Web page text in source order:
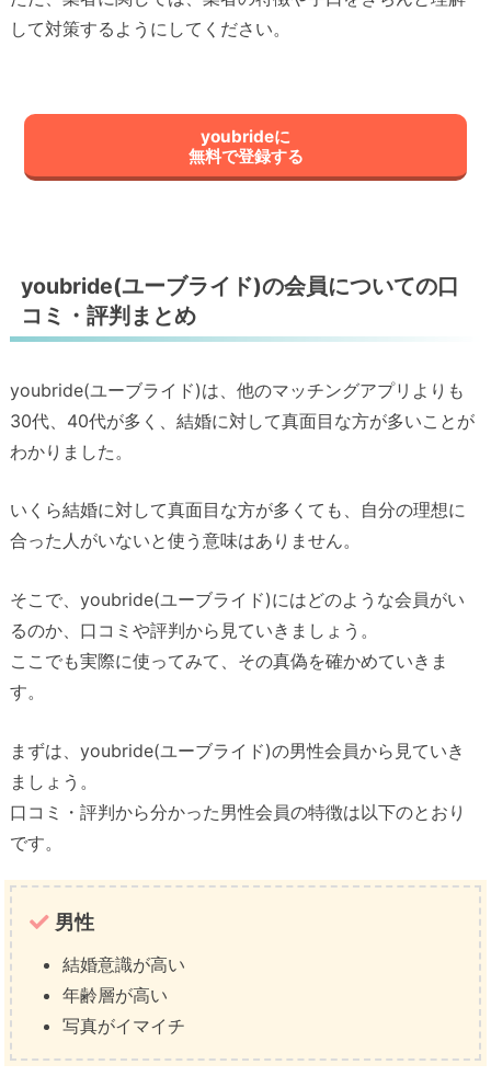
して対策するようにしてください。
youbrideに
無料で登録する
youbride(ユーブライド)の会員についての口
コミ・評判まとめ
youbride(ユーブライド)は、他のマッチングアプリよりも
30代、40代が多く、結婚に対して真面目な方が多いことが
わかりました。
いくら結婚に対して真面目な方が多くても、自分の理想に
合った人がいないと使う意味はありません。
そこで、youbride(ユーブライド)にはどのような会員がい
るのか、口コミや評判から見ていきましょう。
ここでも実際に使ってみて、その真偽を確かめていきま
す。
まずは、youbride(ユーブライド)の男性会員から見ていき
ましょう。
口コミ・評判から分かった男性会員の特徴は以下のとおり
です。
男性
結婚意識が高い
年齢層が高い
写真がイマイチ